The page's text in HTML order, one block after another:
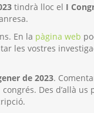
tindrà lloc el I
En la pàgina web
les vostres
de 2023.
congrés. Des d’allà us